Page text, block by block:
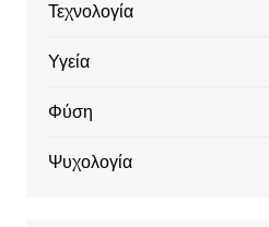
Τεχνολογία
Υγεία
Φύση
Ψυχολογία